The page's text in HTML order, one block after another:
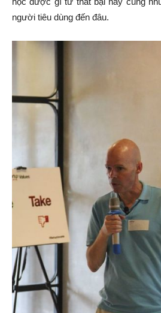
người tiêu dùng đến đâu.